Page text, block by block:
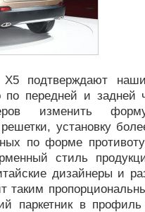
X5 подтверждают
по передней и
изменить
установку
по форме
стиль
дизайнеры и
таким
паркетник в